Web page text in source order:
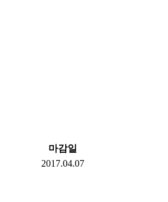
마감일
2017.04.07